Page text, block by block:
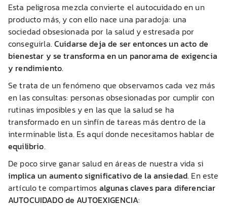
Esta peligrosa mezcla convierte el autocuidado en un
producto más, y con ello nace una paradoja: una
sociedad obsesionada por la salud y estresada por
conseguirla. Cuidarse deja de ser entonces un acto de
bienestar y se transforma en un panorama de exigencia
y rendimiento.
Se trata de un fenómeno que observamos cada vez más
en las consultas: personas obsesionadas por cumplir con
rutinas imposibles y en las que la salud se ha
transformado en un sinfín de tareas más dentro de la
interminable lista. Es aquí donde necesitamos hablar de
equilibrio.
De poco sirve ganar salud en áreas de nuestra vida si
implica un aumento significativo de la ansiedad. En este
artículo te compartimos algunas claves para diferenciar
AUTOCUIDADO de AUTOEXIGENCIA: